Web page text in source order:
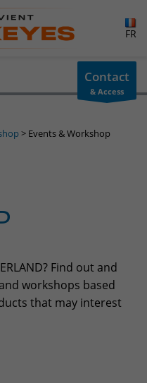
for customers:
FR
Contact
& Access
> Events & Workshop
Find out and
workshops based
that may interest